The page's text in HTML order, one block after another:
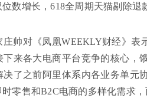
数增长，618全周期天猫剔除退
帅对《凤凰WEEKLY财经》表
来各大电商平台竞争的核心，
了之前阿里体系内各业务单元
零售和B2C电商的多样化需求，